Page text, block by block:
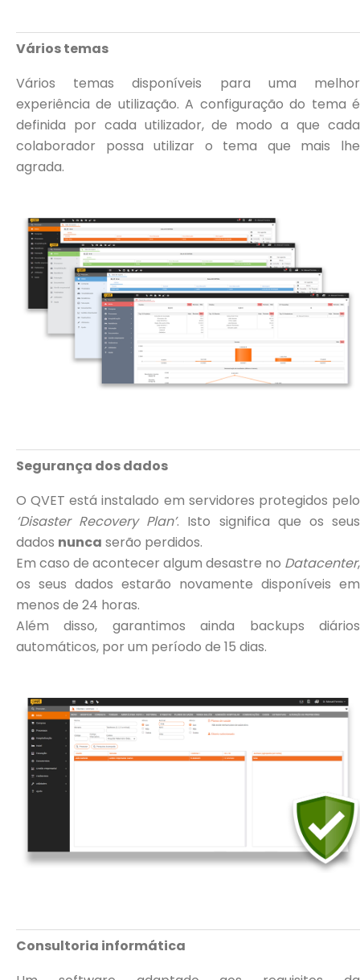
Vários temas
Vários temas disponíveis para uma melhor
experiência de utilização. A configuração do tema é
definida por cada utilizador, de modo a que cada
colaborador possa utilizar o tema que mais lhe
agrada.
Segurança dos dados
O QVET está instalado em servidores protegidos pelo
‘Disaster Recovery Plan’. Isto significa que os seus
dados nunca serão perdidos.
Em caso de acontecer algum desastre no Datacenter,
os seus dados estarão novamente disponíveis em
menos de 24 horas.
Além disso, garantimos ainda backups diários
automáticos, por um período de 15 dias.
Consultoria informática